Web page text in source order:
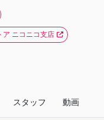
ア ニコニコ支店
スタッフ 動画